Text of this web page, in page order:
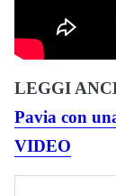
LEGGI
Pavia con
VIDEO